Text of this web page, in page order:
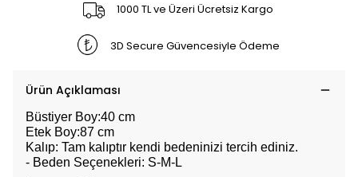
1000 TL ve Üzeri Ücretsiz Kargo
3D Secure Güvencesiyle Ödeme
Ürün Açıklaması
Büstiyer Boy:40 cm
Etek Boy:87 cm
Kalıp: Tam kalıptır kendi bedeninizi tercih ediniz.
- Beden Seçenekleri: S-M-L